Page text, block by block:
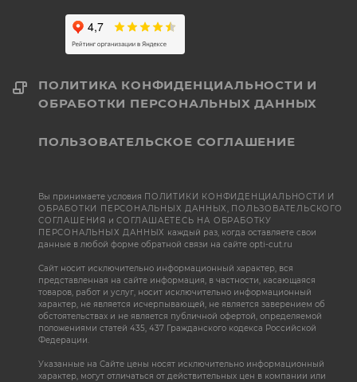
ПОЛИТИКА КОНФИДЕНЦИАЛЬНОСТИ И
ОБРАБОТКИ ПЕРСОНАЛЬНЫХ ДАННЫХ
ПОЛЬЗОВАТЕЛЬСКОЕ СОГЛАШЕНИЕ
Вы принимаете условия ПОЛИТИКИ КОНФИДЕНЦИАЛЬНОСТИ И
ОБРАБОТКИ ПЕРСОНАЛЬНЫХ ДАННЫХ, ПОЛЬЗОВАТЕЛЬСКОГО
СОГЛАШЕНИЯ иСОГЛАШАЕТЕСЬ НА ОБРАБОТКУ
ПЕРСОНАЛЬНЫХ ДАННЫХ каждый раз, когда оставляете свои
данные в любой форме обратной связи на сайте opti-cut.ru
Сайт носит исключительно информационный характер, вся
представленная на сайте информация, в частности, касающаяся
товаров, работ и услуг, носит исключительно информационный
характер, не является исчерпывающей, не является заверением об
обстоятельствах и не является публичной офертой, определяемой
положениями статей 435, 437 Гражданского кодекса Российской
Федерации.
Указанные на Сайте цены носят исключительно информационный
характер, могут отличаться от действительных цен в компании или